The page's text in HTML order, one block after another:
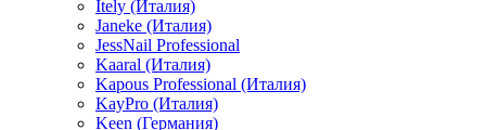
Itely (Италия)
Janeke (Италия)
JessNail Professional
Kaaral (Италия)
Kapous Professional (Италия)
KayPro (Италия)
Keen (Германия)